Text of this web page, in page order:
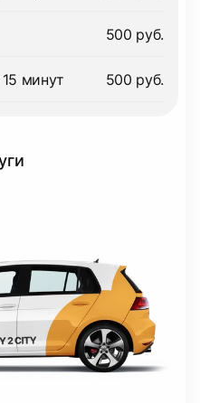
500 руб.
минут 500 руб.